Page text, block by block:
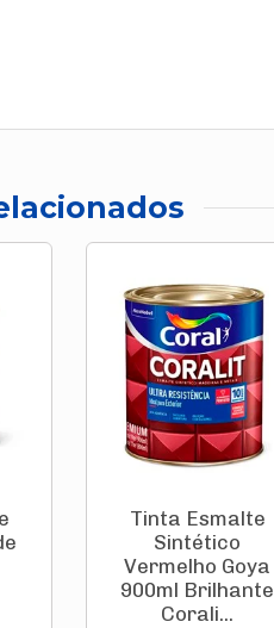
Tinta Esmalte
Sintético
Vermelho Goya
900ml Brilhante
Corali...